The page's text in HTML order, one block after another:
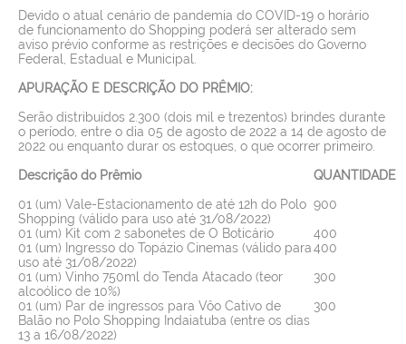
Devido o atual cenário de pandemia do COVID-19 o horário
de funcionamento do Shopping poderá ser alterado sem
aviso prévio conforme as restrições e decisões do Governo
Federal, Estadual e Municipal.
APURAÇÃO E DESCRIÇÃO DO PRÊMIO:
Serão distribuídos 2.300 (dois mil e trezentos) brindes durante
o período, entre o dia 05 de agosto de 2022 a 14 de agosto de
2022 ou enquanto durar os estoques, o que ocorrer primeiro.
Descrição do Prêmio
QUANTIDADE
01 (um) Vale-Estacionamento de até 12h do Polo
Shopping (válido para uso até 31/08/2022)
900
01 (um) Kit com 2 sabonetes de O Boticário
400
01 (um) Ingresso do Topázio Cinemas (válido para
uso até 31/08/2022)
400
01 (um) Vinho 750ml do Tenda Atacado (teor
alcoólico de 10%)
300
01 (um) Par de ingressos para Vôo Cativo de
Balão no Polo Shopping Indaiatuba (entre os dias
13 a 16/08/2022)
300